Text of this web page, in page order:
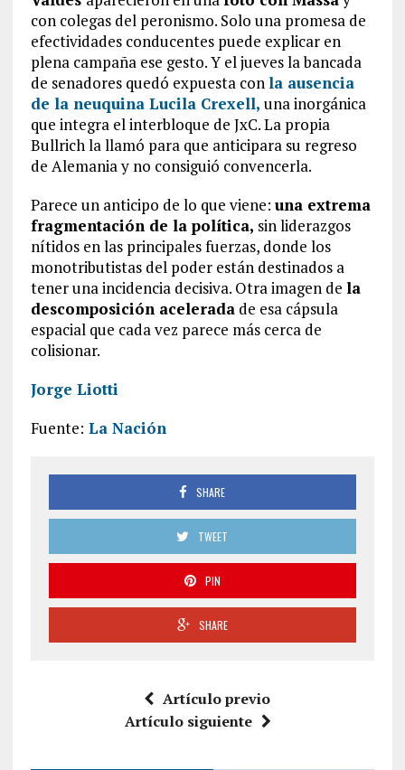
con colegas del peronismo. Solo una promesa de
efectividades conducentes puede explicar en
plena campaña ese gesto. Y el jueves la bancada
de senadores quedó expuesta con la ausencia
de la neuquina Lucila Crexell, una inorgánica
que integra el interbloque de JxC. La propia
Bullrich la llamó para que anticipara su regreso
de Alemania y no consiguió convencerla.
Parece un anticipo de lo que viene: una extrema
fragmentación de la política, sin liderazgos
nítidos en las principales fuerzas, donde los
monotributistas del poder están destinados a
tener una incidencia decisiva. Otra imagen de la
descomposición aceleradade esa cápsula
espacial que cada vez parece más cerca de
colisionar.
Jorge Liotti
Fuente: La Nación
SHARE
TWEET
PIN
SHARE
Artículo previo
Artículo siguiente